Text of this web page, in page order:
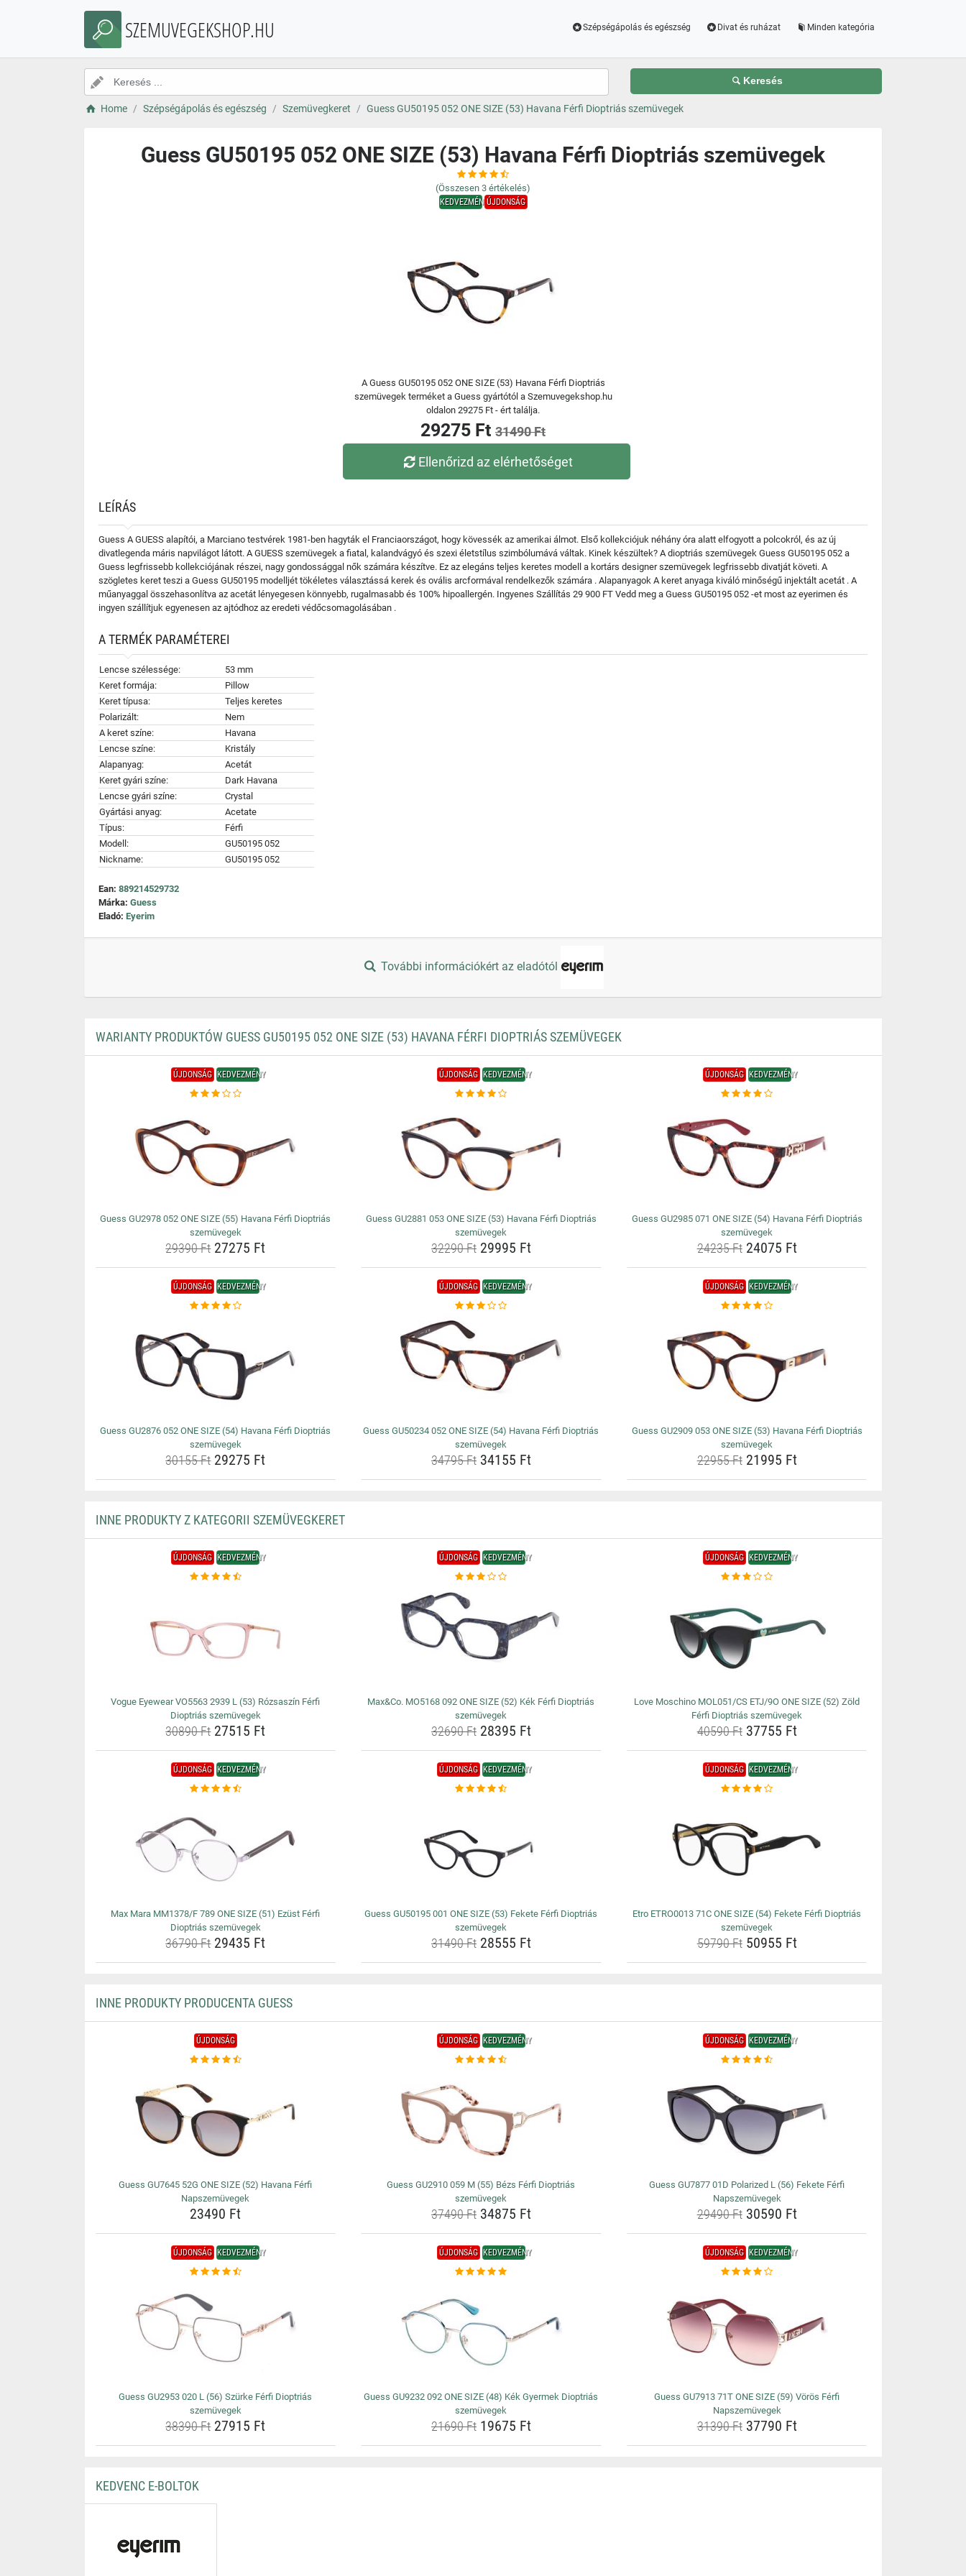
SZEMUVEGEKSHOP.HU Szépségápolás és egészség Divat és ruházat Minden kategória
Keresés
Home Szépségápolás és egészség Szemüvegkeret Guess GU50195 052 ONE SIZE (53) Havana Férfi Dioptriás szemüvegek
Guess GU50195 052 ONE SIZE (53) Havana Férfi Dioptriás szemüvegek
(Összesen 3 értékelés)
KEDVEZMÉNYÚJDONSÁG
A Guess GU50195 052 ONE SIZE (53) Havana Férfi Dioptriás
szemüvegek terméket a Guess gyártótól a Szemuvegekshop.hu
oldalon 29275 Ft - ért találja.
29275 Ft 31490 Ft
Ellenőrizd az elérhetőséget
LEÍRÁS
Guess A GUESS alapítói, a Marciano testvérek 1981-ben hagyták el Franciaországot, hogy kövessék az amerikai álmot. Első kollekciójuk néhány óra alatt elfogyott a polcokról, és az új
divatlegenda máris napvilágot látott. A GUESS szemüvegek a fiatal, kalandvágyó és szexi életstílus szimbólumává váltak. Kinek készültek? A dioptriás szemüvegek Guess GU50195 052 a
Guess legfrissebb kollekciójának részei, nagy gondossággal nők számára készítve. Ez az elegáns teljes keretes modell a kortárs designer szemüvegek legfrissebb divatját követi. A
szögletes keret teszi a Guess GU50195 modelljét tökéletes választássá kerek és ovális arcformával rendelkezők számára . Alapanyagok A keret anyaga kiváló minőségű injektált acetát . A
műanyaggal összehasonlítva az acetát lényegesen könnyebb, rugalmasabb és 100% hipoallergén. Ingyenes Szállítás 29 900 FT Vedd meg a Guess GU50195 052 -et most az eyerimen és
ingyen szállítjuk egyenesen az ajtódhoz az eredeti védőcsomagolásában .
A TERMÉK PARAMÉTEREI
Lencse szélessége:
53 mm
Keret formája:
Pillow
Keret típusa:
Teljes keretes
Polarizált:
Nem
A keret színe:
Havana
Lencse színe:
Kristály
Alapanyag:
Acetát
Keret gyári színe:
Dark Havana
Lencse gyári színe:
Crystal
Gyártási anyag:
Acetate
Típus:
Férfi
Modell:
GU50195 052
Nickname:
GU50195 052
Ean: 889214529732
Márka: Guess
Eladó: Eyerim
További információkért az eladótól
WARIANTY PRODUKTÓW GUESS GU50195 052 ONE SIZE (53) HAVANA FÉRFI DIOPTRIÁS SZEMÜVEGEK
ÚJDONSÁG KEDVEZMÉNY
Guess GU2978 052 ONE SIZE (55) Havana Férfi Dioptriás
szemüvegek
29390 Ft27275 Ft
ÚJDONSÁG KEDVEZMÉNY
Guess GU2881 053 ONE SIZE (53) Havana Férfi Dioptriás
szemüvegek
32290 Ft29995 Ft
ÚJDONSÁG KEDVEZMÉNY
Guess GU2985 071 ONE SIZE (54) Havana Férfi Dioptriás
szemüvegek
24235 Ft24075 Ft
ÚJDONSÁG KEDVEZMÉNY
Guess GU2876 052 ONE SIZE (54) Havana Férfi Dioptriás
szemüvegek
30155 Ft29275 Ft
ÚJDONSÁG KEDVEZMÉNY
Guess GU50234 052 ONE SIZE (54) Havana Férfi Dioptriás
szemüvegek
34795 Ft34155 Ft
ÚJDONSÁG KEDVEZMÉNY
Guess GU2909 053 ONE SIZE (53) Havana Férfi Dioptriás
szemüvegek
22955 Ft21995 Ft
INNE PRODUKTY Z KATEGORII SZEMÜVEGKERET
ÚJDONSÁG KEDVEZMÉNY
Vogue Eyewear VO5563 2939 L (53) Rózsaszín Férfi
Dioptriás szemüvegek
30890 Ft27515 Ft
ÚJDONSÁG KEDVEZMÉNY
Max&Co. MO5168 092 ONE SIZE (52) Kék Férfi Dioptriás
szemüvegek
32690 Ft28395 Ft
ÚJDONSÁG KEDVEZMÉNY
Love Moschino MOL051/CS ETJ/9O ONE SIZE (52) Zöld
Férfi Dioptriás szemüvegek
40590 Ft37755 Ft
ÚJDONSÁG KEDVEZMÉNY
Max Mara MM1378/F 789 ONE SIZE (51) Ezüst Férfi
Dioptriás szemüvegek
36790 Ft29435 Ft
ÚJDONSÁG KEDVEZMÉNY
Guess GU50195 001 ONE SIZE (53) Fekete Férfi Dioptriás
szemüvegek
31490 Ft28555 Ft
ÚJDONSÁG KEDVEZMÉNY
Etro ETRO0013 71C ONE SIZE (54) Fekete Férfi Dioptriás
szemüvegek
59790 Ft50955 Ft
INNE PRODUKTY PRODUCENTA GUESS
ÚJDONSÁG
Guess GU7645 52G ONE SIZE (52) Havana Férfi
Napszemüvegek
23490 Ft
ÚJDONSÁG KEDVEZMÉNY
Guess GU2910 059 M (55) Bézs Férfi Dioptriás
szemüvegek
37490 Ft34875 Ft
ÚJDONSÁG KEDVEZMÉNY
Guess GU7877 01D Polarized L (56) Fekete Férfi
Napszemüvegek
29490 Ft30590 Ft
ÚJDONSÁG KEDVEZMÉNY
Guess GU2953 020 L (56) Szürke Férfi Dioptriás
szemüvegek
38390 Ft27915 Ft
ÚJDONSÁG KEDVEZMÉNY
Guess GU9232 092 ONE SIZE (48) Kék Gyermek Dioptriás
szemüvegek
21690 Ft19675 Ft
ÚJDONSÁG KEDVEZMÉNY
Guess GU7913 71T ONE SIZE (59) Vörös Férfi
Napszemüvegek
31390 Ft37790 Ft
KEDVENC E-BOLTOK